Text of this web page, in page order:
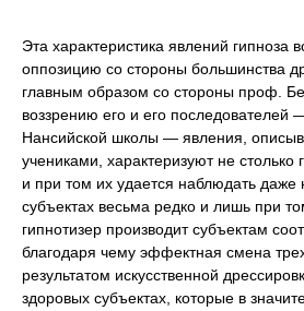
Эта характеристика явлений гипноза
оппозицию со стороны большинства
главным образом со стороны проф.
воззрению его и его последователей
Нансийской школы — явления,
учениками, характеризуют не столько
и при том их удается наблюдать даже
субъектах весьма редко и лишь при
гипнотизер производит субъектам
благодаря чему эффектная смена
результатом искусственной
здоровых субъектах, которые в